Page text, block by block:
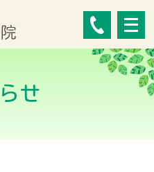
メ
ニ
ュ
ー
せ